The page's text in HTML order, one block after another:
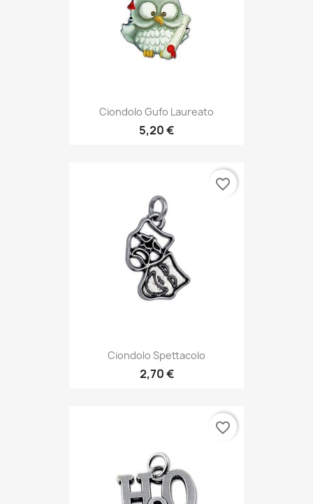
Ciondolo Gufo Laureato
5,20 €
Ciondolo Spettacolo
2,70 €
favorite_border
favorite_border